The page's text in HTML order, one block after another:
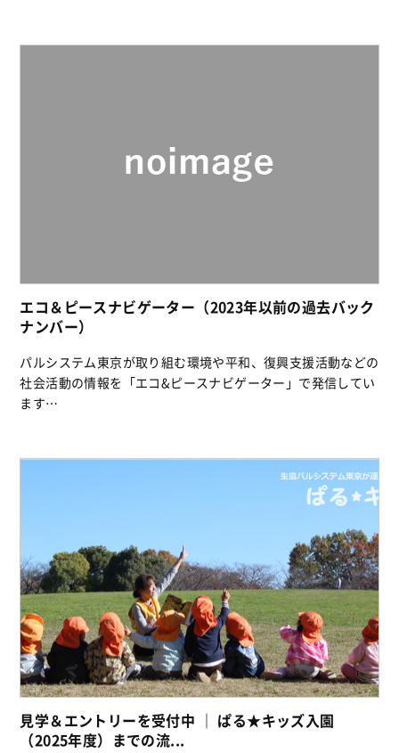
エコ＆ピースナビゲーター（2023年以前の過去バック
ナンバー）
パルシステム東京が取り組む環境や平和、復興支援活動などの
社会活動の情報を「エコ&ピースナビゲーター」で発信してい
ます…
見学＆エントリーを受付中 ｜ ぱる★キッズ入園
（2025年度）までの流...